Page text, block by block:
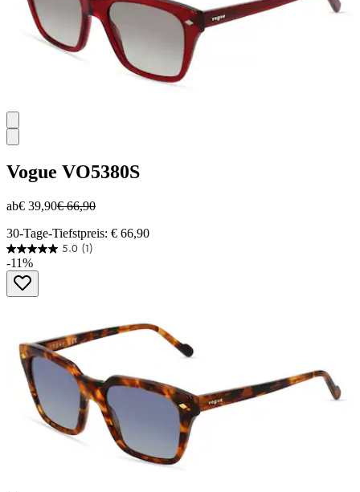
Vogue VO5380S
ab€ 39,90€ 66,90
30-Tage-Tiefstpreis: € 66,90
5.0 (1)
5.0
von
Sternen.
-11%